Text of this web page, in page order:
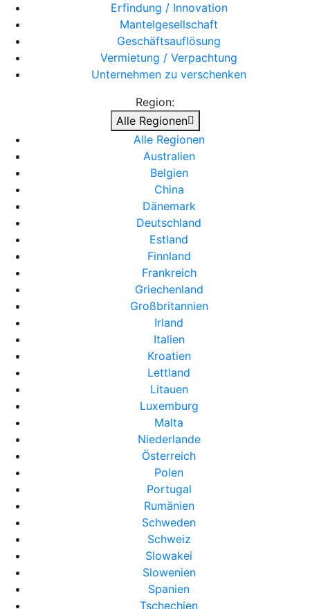
Erfindung / Innovation
Mantelgesellschaft
Geschäftsauflösung
Vermietung / Verpachtung
Unternehmen zu verschenken
Region:
Alle Regionen
Alle Regionen
Australien
Belgien
China
Dänemark
Deutschland
Estland
Finnland
Frankreich
Griechenland
Großbritannien
Irland
Italien
Kroatien
Lettland
Litauen
Luxemburg
Malta
Niederlande
Österreich
Polen
Portugal
Rumänien
Schweden
Schweiz
Slowakei
Slowenien
Spanien
Tschechien